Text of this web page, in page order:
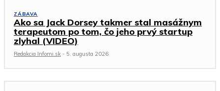
ZÁBAVA
Ako sa Jack Dorsey takmer stal masážnym
terapeutom po tom, čo jeho prvý startup
zlyhal (VIDEO)
Redakcia Infomi.sk - 5. augusta 2026